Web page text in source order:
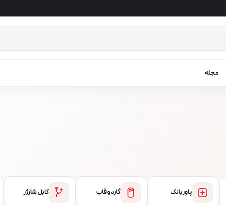
مجله
پاور بانک گارد و قاب کابل شارژر